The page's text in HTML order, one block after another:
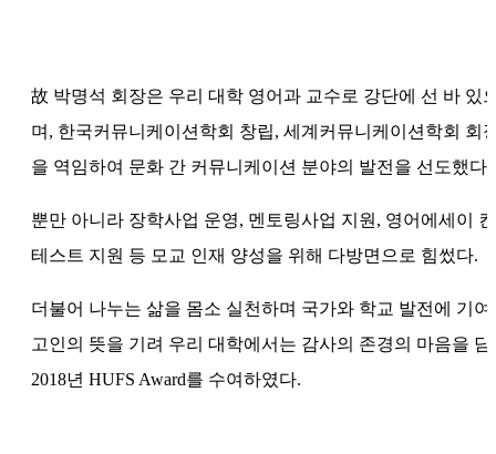
故 박명석 회장은 우리 대학 영어과 교수로 강단에 선 바 있
며, 한국커뮤니케이션학회 창립, 세계커뮤니케이션학회 회
을 역임하여 문화 간 커뮤니케이션 분야의 발전을 선도했다.
뿐만 아니라 장학사업 운영, 멘토링사업 지원, 영어에세이 컨
테스트 지원 등 모교 인재 양성을 위해 다방면으로 힘썼다.
더불어 나누는 삶을 몸소 실천하며 국가와 학교 발전에 기여
고인의 뜻을 기려 우리 대학에서는 감사의 존경의 마음을 담
2018년 HUFS Award를 수여하였다.